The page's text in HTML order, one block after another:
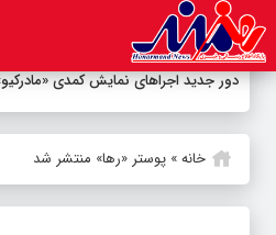
دور جدید اجراهای نمایش کمدی
بازیگران-
خانه»پوستر «رها» منتشر شد